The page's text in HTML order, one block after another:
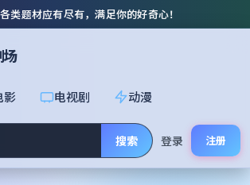
类题材应有尽有，满足你的好奇心！
场
影 电视剧 动漫
搜索 登录 注册